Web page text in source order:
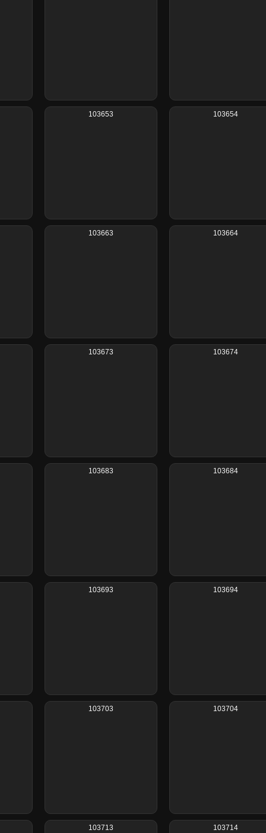
103653 103654
103663 103664
103673 103674
103683 103684
103693 103694
103703 103704
103713 103714